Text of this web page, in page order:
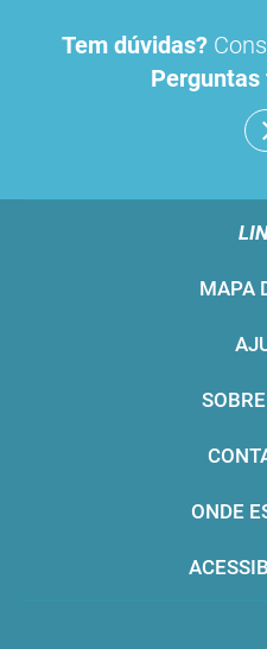
Tem dúvidas?
MAPA
ONDE